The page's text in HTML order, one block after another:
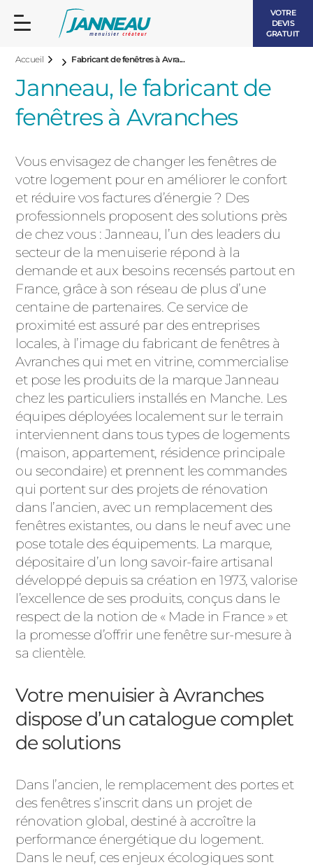
VOTRE
DEVIS
GRATUIT
Accueil Fabricant de fenêtres à Avra...
Janneau, le fabricant de
fenêtres à Avranches
Vous envisagez de changer les fenêtres de
votre logement pour en améliorer le confort
et réduire vos factures d’énergie ? Des
professionnels proposent des solutions près
de chez vous : Janneau, l’un des leaders du
secteur de la menuiserie répond à la
demande et aux besoins recensés partout en
France, grâce à son réseau de plus d’une
centaine de partenaires. Ce service de
proximité est assuré par des entreprises
locales, à l’image du fabricant de fenêtres à
Avranches qui met en vitrine, commercialise
et pose les produits de la marque Janneau
chez les particuliers installés en Manche. Les
équipes déployées localement sur le terrain
interviennent dans tous types de logements
(maison, appartement, résidence principale
ou secondaire) et prennent les commandes
qui portent sur des projets de rénovation
dans l’ancien, avec un remplacement des
fenêtres existantes, ou dans le neuf avec une
pose totale des équipements. La marque,
dépositaire d’un long savoir-faire artisanal
développé depuis sa création en 1973, valorise
l’excellence de ses produits, conçus dans le
respect de la notion de « Made in France » et
la promesse d’offrir une fenêtre sur-mesure à
sa clientèle.
Votre menuisier à Avranches
dispose d’un catalogue complet
de solutions
Dans l’ancien, le remplacement des portes et
des fenêtres s’inscrit dans un projet de
rénovation global, destiné à accroître la
performance énergétique du logement.
Dans le neuf, ces enjeux écologiques sont
FENÊTRES ET PORTES-FENÊTRES
BOIS
PVC
ALUMINIUM
ACIER
BAIES VITRÉES
PORTES D’ENTRÉE
LES CONTEMPORAINES
LES INTEMPORELLES
LES LUMINEUSES
VOLETS ROULANTS
PERGOLAS
PORTAILS ET PORTILLONS
CARPORTS
CLÔTURES